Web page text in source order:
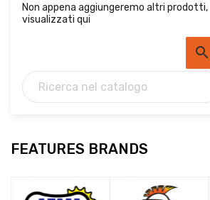
Non appena aggiungeremo altri prodotti,
visualizzati qui


FEATURES BRANDS